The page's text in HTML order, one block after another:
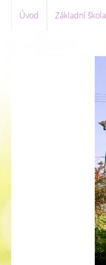
Úvod Základní škola